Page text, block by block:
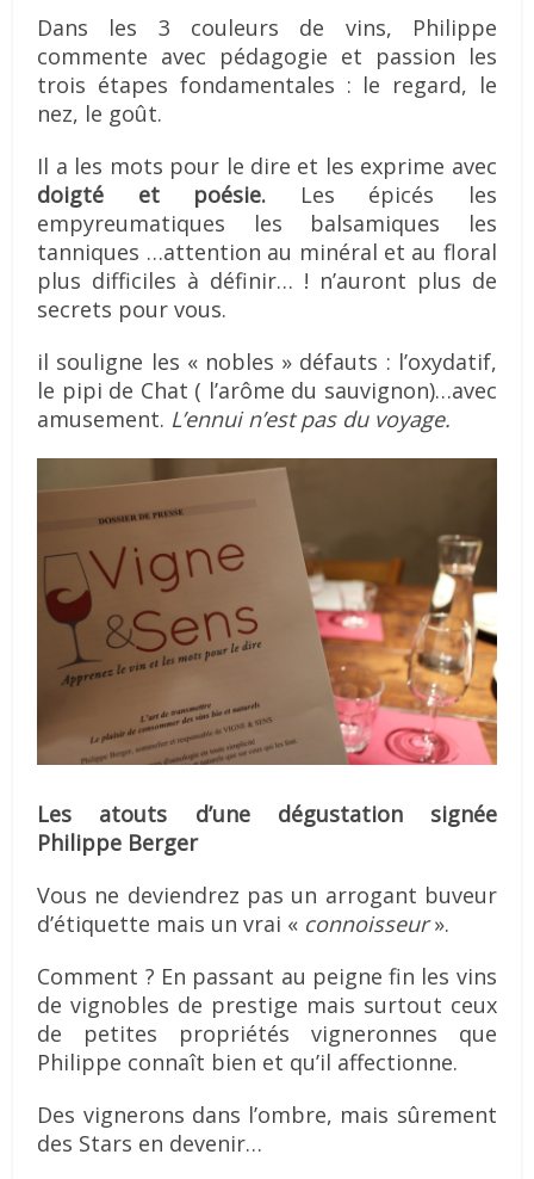
Dans les 3 couleurs de vins, Philippe
commente avec pédagogie et passion les
trois étapes fondamentales : le regard, le
nez, le goût.
Il a les mots pour le dire et les exprime avec
doigté et poésie. Les épicés les
empyreumatiques les balsamiques les
tanniques …attention au minéral et au floral
plus difficiles à définir… ! n’auront plus de
secrets pour vous.
il souligne les « nobles » défauts : l’oxydatif,
le pipi de Chat ( l’arôme du sauvignon)…avec
amusement. L’ennui n’est pas du voyage.
Les atouts d’une dégustation signée
Philippe Berger
Vous ne deviendrez pas un arrogant buveur
d’étiquette mais un vrai « connoisseur».
Comment ? En passant au peigne fin les vins
de vignobles de prestige mais surtout ceux
de petites propriétés vigneronnes que
Philippe connaît bien et qu’il affectionne.
Des vignerons dans l’ombre, mais sûrement
des Stars en devenir…